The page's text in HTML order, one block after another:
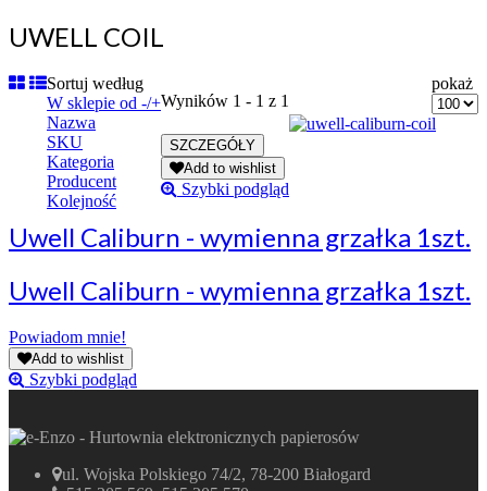
UWELL COIL
Sortuj według
W sklepie od -/+
Nazwa
SKU
Kategoria
Producent
Kolejność
pokaż
Wyników 1 - 1 z 1
Add to wishlist
Szybki podgląd
Uwell Caliburn - wymienna grzałka 1szt.
Uwell Caliburn - wymienna grzałka 1szt.
Powiadom mnie!
Add to wishlist
Szybki podgląd
ul. Wojska Polskiego 74/2, 78-200 Białogard